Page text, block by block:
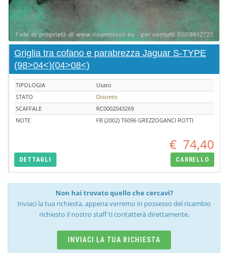
Griglia tra cofano e parabrezza Jaguar S-TYPE
(98>04<)(04>08<)
TIPOLOGIA
Usato
STATO
Discreto
SCAFFALE
RC0002043269
NOTE
FB (2002) T6096 GREZZOGANCI ROTTI
€ 74,40
DETTAGLI CARRELLO
Non hai trovato quello che cercavi?
Inviaci la tua richiesta, appena verremo in possesso del ricambio
richiesto il nostro staff ti contatterà direttamente.
INVIACI LA TUA RICHIESTA